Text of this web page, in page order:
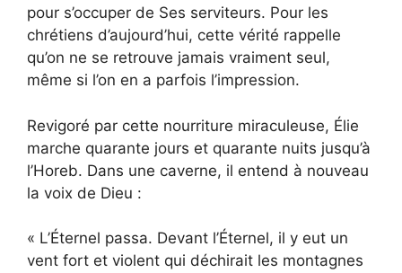
pour s’occuper de Ses serviteurs. Pour les
chrétiens d’aujourd’hui, cette vérité rappelle
qu’on ne se retrouve jamais vraiment seul,
même si l’on en a parfois l’impression.
Revigoré par cette nourriture miraculeuse, Élie
marche quarante jours et quarante nuits jusqu’à
l’Horeb. Dans une caverne, il entend à nouveau
la voix de Dieu :
« L’Éternel passa. Devant l’Éternel, il y eut un
vent fort et violent qui déchirait les montagnes